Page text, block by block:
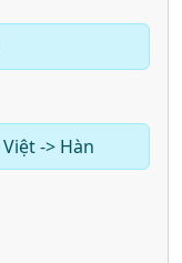
Việt -> Hàn